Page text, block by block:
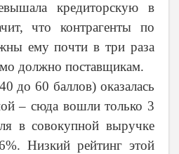
кредиторскую в
что контрагенты по
ему почти в три раза
должно поставщикам.
до 60 баллов) оказалась
– сюда вошли только 3
в совокупной выручке
Низкий рейтинг этой